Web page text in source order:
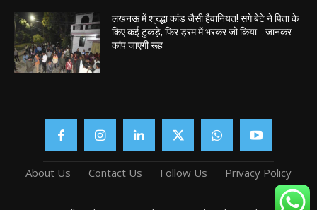
लखनऊ में श्रद्धा कांड जैसी हैवानियत! सगे बेटे ने पिता के
किए कई टुकड़े, फिर ड्रम में भरकर जो किया… जानकर
कांप जाएगी रूह
About Us Contact Us Follow Us Privacy Policy